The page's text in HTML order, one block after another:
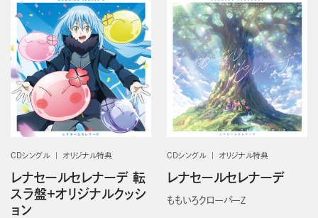
CDシングル オリジナル特典
レナセールセレナーデ 転
スラ盤＋オリジナルクッシ
ョン
CDシングル オリジナル特典
レナセールセレナーデ
ももいろクローバーＺ